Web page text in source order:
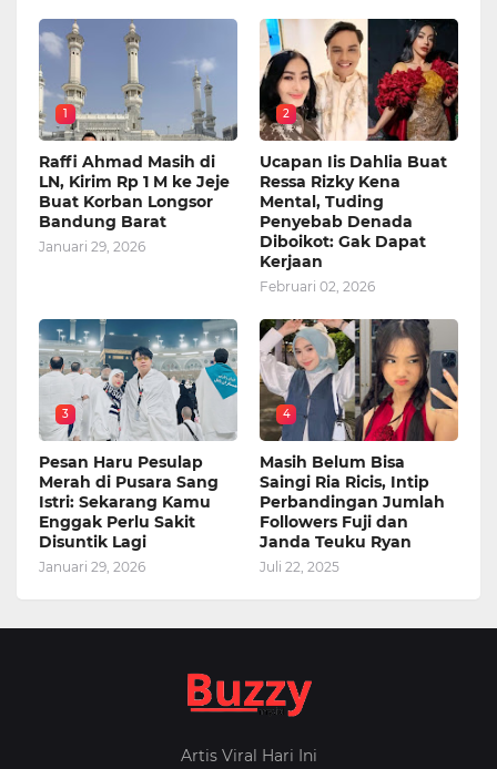
1
Raffi Ahmad Masih di
LN, Kirim Rp 1 M ke Jeje
Buat Korban Longsor
Bandung Barat
Januari 29, 2026
2
Ucapan Iis Dahlia Buat
Ressa Rizky Kena
Mental, Tuding
Penyebab Denada
Diboikot: Gak Dapat
Kerjaan
Februari 02, 2026
3
Pesan Haru Pesulap
Merah di Pusara Sang
Istri: Sekarang Kamu
Enggak Perlu Sakit
Disuntik Lagi
Januari 29, 2026
4
Masih Belum Bisa
Saingi Ria Ricis, Intip
Perbandingan Jumlah
Followers Fuji dan
Janda Teuku Ryan
Juli 22, 2025
Artis Viral Hari Ini